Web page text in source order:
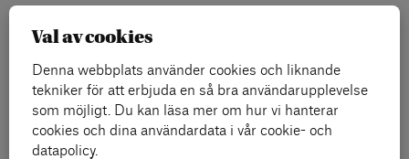
Karin Thorasdotter
L
Lars Anell
Val av cookies
Denna webbplats använder cookies och liknande
tekniker för att erbjuda en så bra användarupplevelse
som möjligt. Du kan läsa mer om hur vi hanterar
cookies och dina användardata i vår cookie- och
datapolicy.